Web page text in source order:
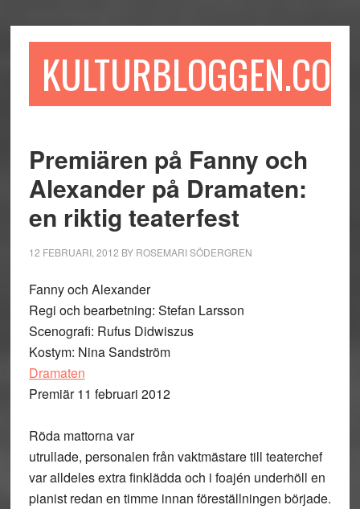
till
till
sidofältet
till
KULTURBLOGGEN.COM
Premiären på Fanny och
Alexander på Dramaten:
en riktig teaterfest
12 FEBRUARI, 2012 BY ROSEMARI SÖDERGREN
Fanny och Alexander
Regi och bearbetning: Stefan Larsson
Scenografi: Rufus Didwiszus
Kostym: Nina Sandström
Dramaten
Premiär 11 februari 2012
Röda mattorna var
utrullade, personalen från vaktmästare till teaterchef
var alldeles extra finklädda och i foajén underhöll en
pianist redan en timme innan föreställningen började.